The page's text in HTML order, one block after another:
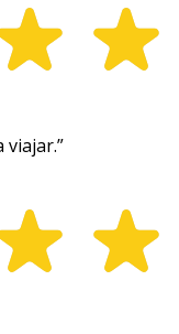
viajar.”